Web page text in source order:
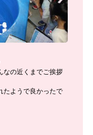
なの近くまでご挨拶
たようで良かったで